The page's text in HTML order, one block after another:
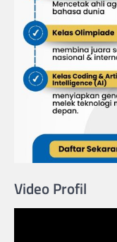
Video Profil